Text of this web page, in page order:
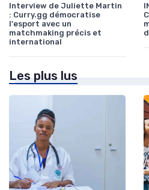
Interview de Juliette Martin
: Curry.gg démocratise
l'esport avec un
matchmaking précis et
international
Les plus lus